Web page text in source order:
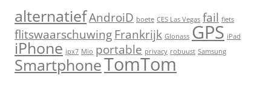
alternatiefAndroiD boete CES Las Vegas fail fiets
flitswaarschuwing Frankrijk Glonass GPS iPad
iPhone ipx7 Mio portable privacy robuust Samsung
SmartphoneTomTom